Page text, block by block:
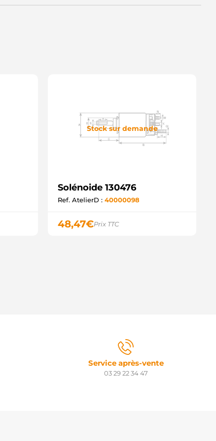
Stock sur demande
Solénoide 130476
Ref. AtelierD : 40000098
48,47€Prix TTC
Service après-vente
03 29 22 34 47